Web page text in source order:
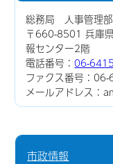
総務局 人事管理
〒660-8501 兵庫
報センター2階
電話番号：06-
ファクス番号：
メールアドレス：
市政情報